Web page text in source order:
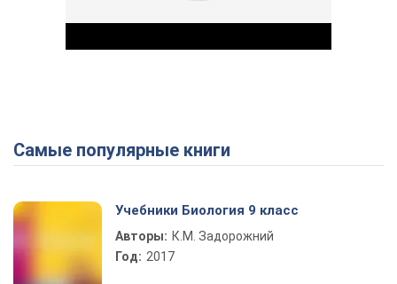
Play Video
Самые популярные книги
Учебники Биология 9 класс
Авторы: К.М. Задорожний
Год: 2017